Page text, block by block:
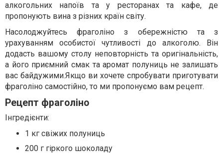
алкогольних напоїв та у ресторанах та кафе, де
пропонують вина з різних країн світу.
Насолоджуйтесь фраголіно з обережністю та з
урахуванням особистої чутливості до алкоголю. Він
додасть вашому столу неповторність та оригінальність,
а його приємний смак та аромат полуниць не залишать
вас байдужими.Якщо ви хочете спробувати приготувати
фраголіно самостійно, то ми пропонуємо вам рецепт.
Рецепт фраголіно
Інгредієнти:
1 кг свіжих полуниць
200 г гіркого шоколаду